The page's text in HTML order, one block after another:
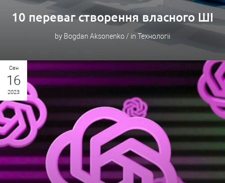
10 переваг створення власного ШІ
by Bogdan Aksonenko / in Технологіі
Сен
16
2023